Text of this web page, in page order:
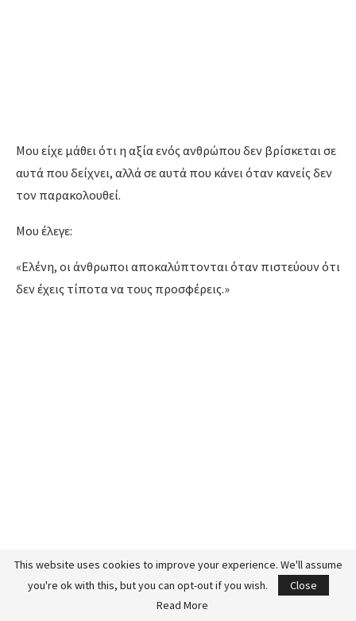
Μου είχε μάθει ότι η αξία ενός ανθρώπου δεν βρίσκεται σε
αυτά που δείχνει, αλλά σε αυτά που κάνει όταν κανείς δεν
τον παρακολουθεί.
Μου έλεγε:
«Ελένη, οι άνθρωποι αποκαλύπτονται όταν πιστεύουν ότι
δεν έχεις τίποτα να τους προσφέρεις.»
This website uses cookies to improve your experience. We'll assume
you're ok with this, but you can opt-out if you wish.
Close
Read More